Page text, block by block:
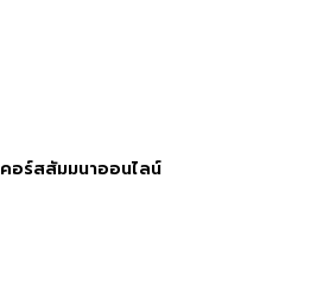
คอร์สสัมมนาออนไลน์